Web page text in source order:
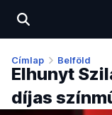
Címlap Belföld
Elhunyt
díjas